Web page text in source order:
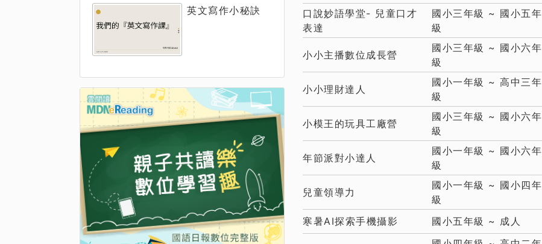
英文寫作小秘訣
口說妙語學堂- 兒童口才
表達
國小三年級 ~ 國小五年
級
小小主播數位成長營
國小三年級 ~ 國小六年
級
小小理財達人
國小一年級 ~ 高中三年
級
小模王的玩具工廠營
國小三年級 ~ 國小六年
級
年節派對小達人
國小一年級 ~ 國小六年
級
兒童領導力
國小一年級 ~ 國小四年
級
寒暑AI探索手機攝影 國小五年級 ~ 成人